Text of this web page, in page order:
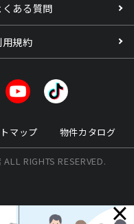
くある質問
規約
マップ 物件カタログ
RIGHTS RESERVED.
×